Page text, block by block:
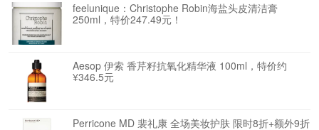
feelunique：Christophe Robin海盐头皮清洁膏
250ml，特价247.49元！
Aesop 伊索 香芹籽抗氧化精华液 100ml，特价约
¥346.5元
Perricone MD 裴礼康 全场美妆护肤 限时8折+额外9折